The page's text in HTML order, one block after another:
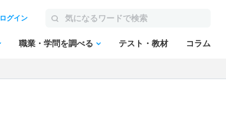
ログイン
職業・学問を調べる テスト・教材 コラム